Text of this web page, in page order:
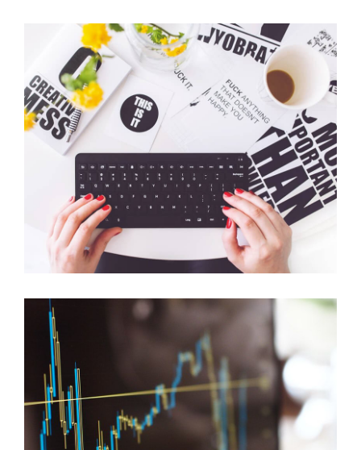
DATENANALYSE
Data Science und ML
DATENBANK
Performance- und SQL-Tuning